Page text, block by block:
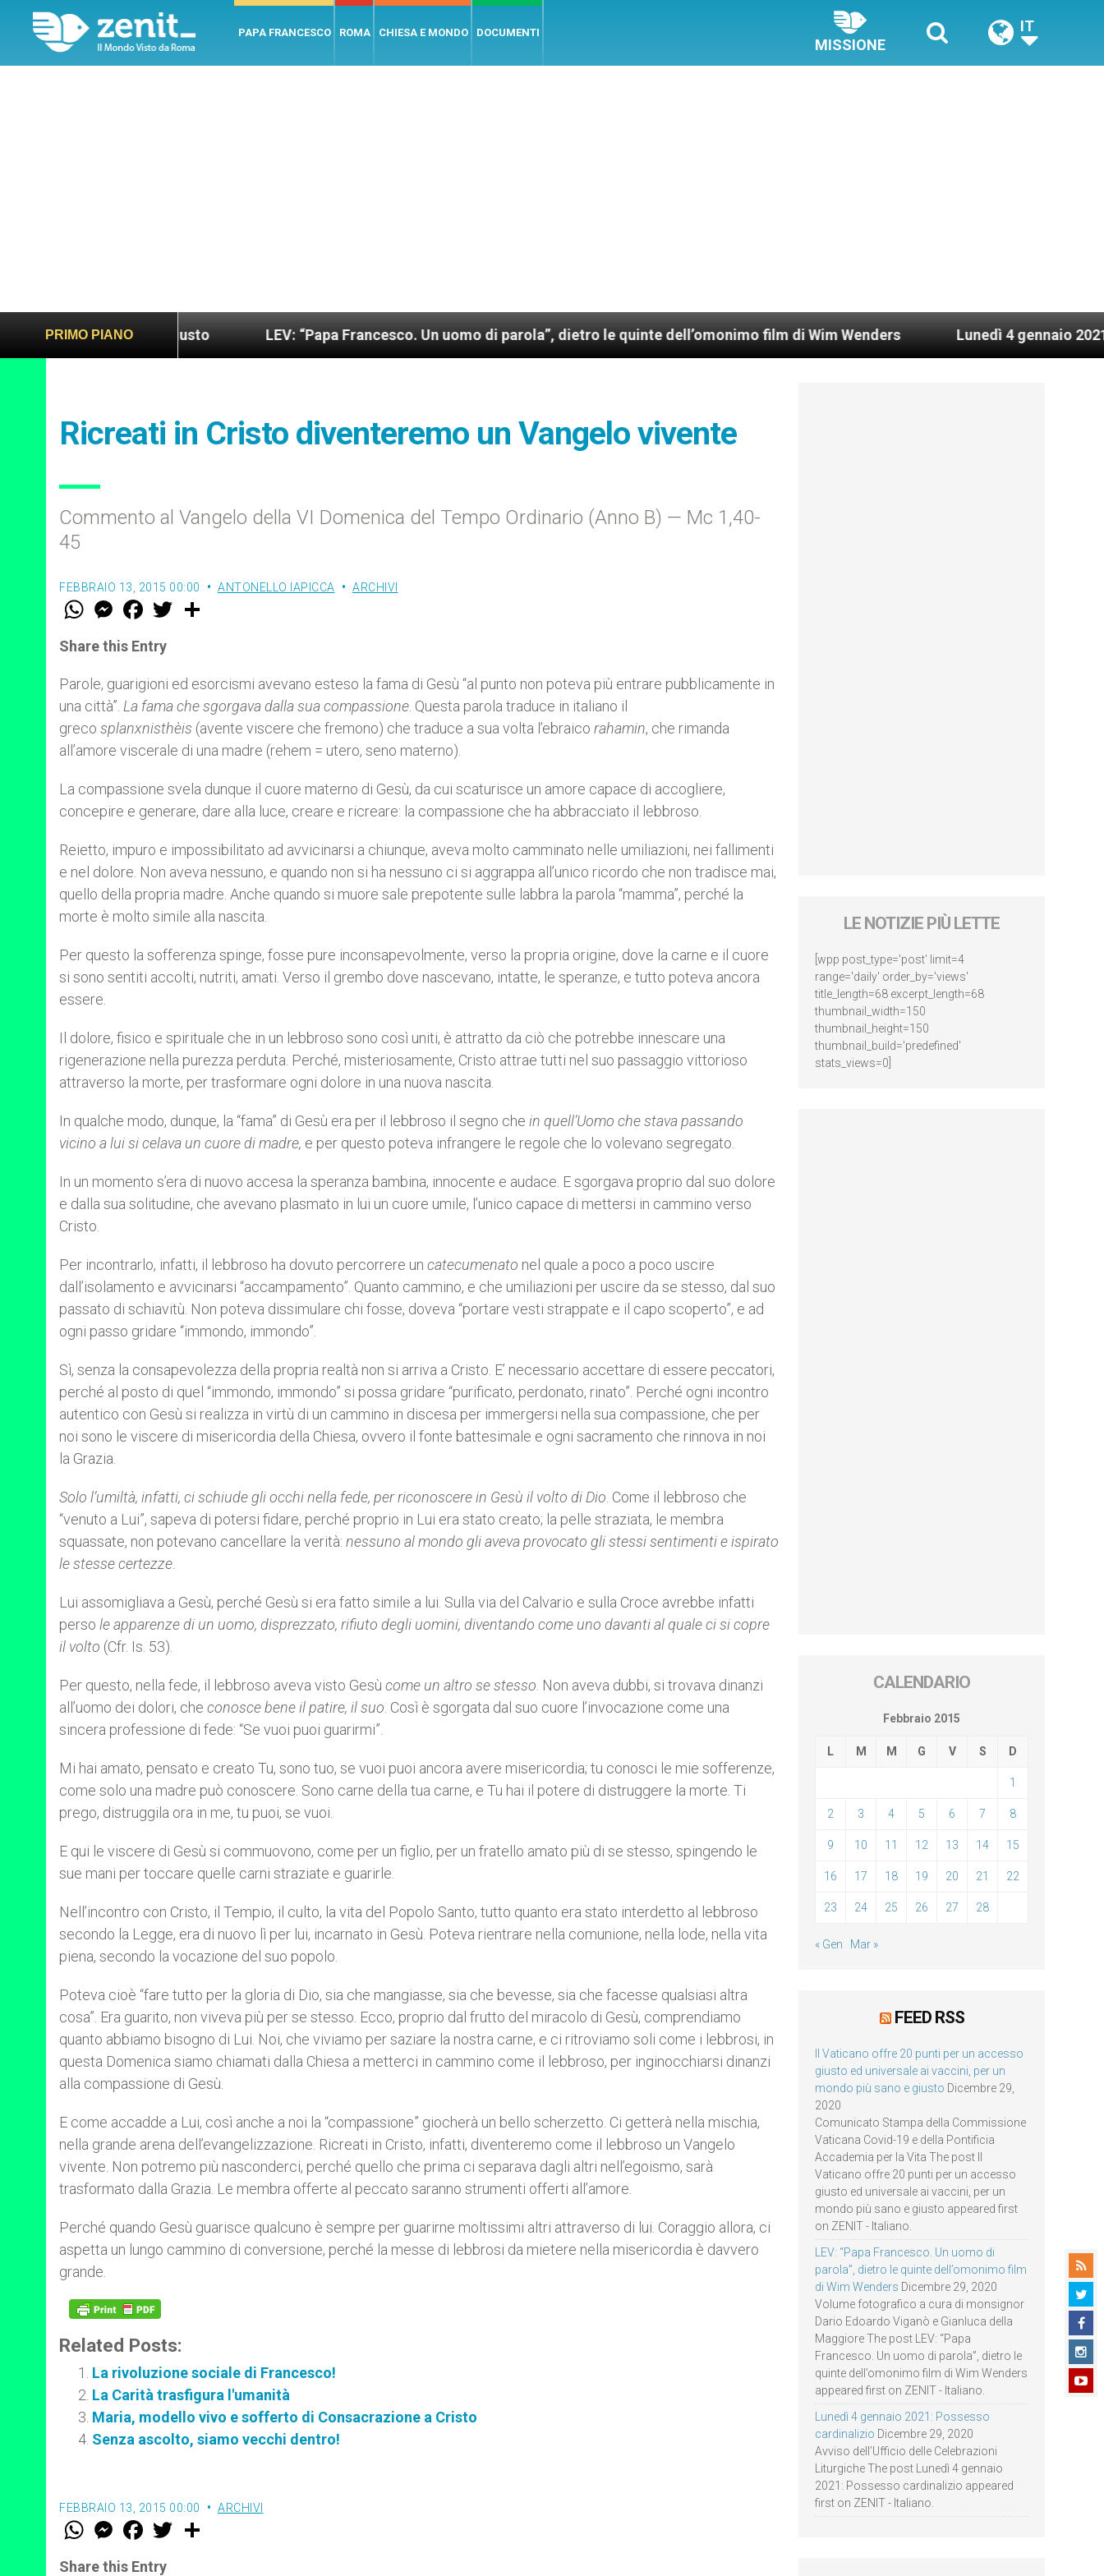
PAPA FRANCESCO ROMA CHIESA E MONDO DOCUMENTI
MISSIONE
IT
PRIMO PIANO
sano e giusto LEV: “Papa Francesco. Un uomo di parola”, dietro le quinte dell’omonimo film di Wim Wenders Lunedì 4 gennaio 2021: Possesso
Ricreati in Cristo diventeremo un Vangelo vivente
Commento al Vangelo della VI Domenica del Tempo Ordinario (Anno B) — Mc 1,40-
45
FEBBRAIO 13, 2015 00:00 ANTONELLO IAPICCA ARCHIVI
W
t
s
p
p
M
e
s
e
g
e
r
F
a
e
b
o
k
w
r
Share this Entry
Parole, guarigioni ed esorcismi avevano esteso la fama di Gesù “al punto non poteva più entrare pubblicamente in
una città”. La fama che sgorgava dalla sua compassione . Questa parola traduce in italiano il
greco splanxnisthèis (avente viscere che fremono) che traduce a sua volta l’ebraico rahamin, che rimanda
all’amore viscerale di una madre (rehem = utero, seno materno).
La compassione svela dunque il cuore materno di Gesù, da cui scaturisce un amore capace di accogliere,
concepire e generare, dare alla luce, creare e ricreare: la compassione che ha abbracciato il lebbroso.
Reietto, impuro e impossibilitato ad avvicinarsi a chiunque, aveva molto camminato nelle umiliazioni, nei fallimenti
e nel dolore. Non aveva nessuno, e quando non si ha nessuno ci si aggrappa all’unico ricordo che non tradisce mai,
quello della propria madre. Anche quando si muore sale prepotente sulle labbra la parola “mamma”, perché la
morte è molto simile alla nascita.
Per questo la sofferenza spinge, fosse pure inconsapevolmente, verso la propria origine, dove la carne e il cuore
si sono sentiti accolti, nutriti, amati. Verso il grembo dove nascevano, intatte, le speranze, e tutto poteva ancora
essere.
Il dolore, fisico e spirituale che in un lebbroso sono così uniti, è attratto da ciò che potrebbe innescare una
rigenerazione nella purezza perduta. Perché, misteriosamente, Cristo attrae tutti nel suo passaggio vittorioso
attraverso la morte, per trasformare ogni dolore in una nuova nascita.
In qualche modo, dunque, la “fama” di Gesù era per il lebbroso il segno che in quell’Uomo che stava passando
vicino a lui si celava un cuore di madre, e per questo poteva infrangere le regole che lo volevano segregato.
In un momento s’era di nuovo accesa la speranza bambina, innocente e audace. E sgorgava proprio dal suo dolore
e dalla sua solitudine, che avevano plasmato in lui un cuore umile, l’unico capace di mettersi in cammino verso
Cristo.
Per incontrarlo, infatti, il lebbroso ha dovuto percorrere un catecumenato nel quale a poco a poco uscire
dall’isolamento e avvicinarsi “accampamento”. Quanto cammino, e che umiliazioni per uscire da se stesso, dal suo
passato di schiavitù. Non poteva dissimulare chi fosse, doveva “portare vesti strappate e il capo scoperto”, e ad
ogni passo gridare “immondo, immondo”.
Sì, senza la consapevolezza della propria realtà non si arriva a Cristo. E’ necessario accettare di essere peccatori,
perché al posto di quel “immondo, immondo” si possa gridare “purificato, perdonato, rinato”. Perché ogni incontro
autentico con Gesù si realizza in virtù di un cammino in discesa per immergersi nella sua compassione, che per
noi sono le viscere di misericordia della Chiesa, ovvero il fonte battesimale e ogni sacramento che rinnova in noi
la Grazia.
Solo l’umiltà, infatti, ci schiude gli occhi nella fede, per riconoscere in Gesù il volto di Dio . Come il lebbroso che
“venuto a Lui”, sapeva di potersi fidare, perché proprio in Lui era stato creato; la pelle straziata, le membra
squassate, non potevano cancellare la verità: nessuno al mondo gli aveva provocato gli stessi sentimenti e ispirato
le stesse certezze
Lui assomigliava a Gesù, perché Gesù si era fatto simile a lui. Sulla via del Calvario e sulla Croce avrebbe infatti
perso le apparenze di un uomo, disprezzato, rifiuto degli uomini, diventando come uno davanti al quale ci si copre
il volto (Cfr. Is. 53).
Per questo, nella fede, il lebbroso aveva visto Gesù come un altro se stesso . Non aveva dubbi, si trovava dinanzi
all’uomo dei dolori, che conosce bene il patire, il suo . Così è sgorgata dal suo cuore l’invocazione come una
sincera professione di fede: “Se vuoi puoi guarirmi”.
Mi hai amato, pensato e creato Tu, sono tuo, se vuoi puoi ancora avere misericordia; tu conosci le mie sofferenze,
come solo una madre può conoscere. Sono carne della tua carne, e Tu hai il potere di distruggere la morte. Ti
prego, distruggila ora in me, tu puoi, se vuoi.
E qui le viscere di Gesù si commuovono, come per un figlio, per un fratello amato più di se stesso, spingendo le
sue mani per toccare quelle carni straziate e guarirle.
Nell’incontro con Cristo, il Tempio, il culto, la vita del Popolo Santo, tutto quanto era stato interdetto al lebbroso
secondo la Legge, era di nuovo lì per lui, incarnato in Gesù. Poteva rientrare nella comunione, nella lode, nella vita
piena, secondo la vocazione del suo popolo.
Poteva cioè “fare tutto per la gloria di Dio, sia che mangiasse, sia che bevesse, sia che facesse qualsiasi altra
cosa”. Era guarito, non viveva più per se stesso. Ecco, proprio dal frutto del miracolo di Gesù, comprendiamo
quanto abbiamo bisogno di Lui. Noi, che viviamo per saziare la nostra carne, e ci ritroviamo soli come i lebbrosi, in
questa Domenica siamo chiamati dalla Chiesa a metterci in cammino come il lebbroso, per inginocchiarsi dinanzi
alla compassione di Gesù.
E come accadde a Lui, così anche a noi la “compassione” giocherà un bello scherzetto. Ci getterà nella mischia,
nella grande arena dell’evangelizzazione. Ricreati in Cristo, infatti, diventeremo come il lebbroso un Vangelo
vivente. Non potremo più nasconderci, perché quello che prima ci separava dagli altri nell’egoismo, sarà
trasformato dalla Grazia. Le membra offerte al peccato saranno strumenti offerti all’amore.
Perché quando Gesù guarisce qualcuno è sempre per guarirne moltissimi altri attraverso di lui. Coraggio allora, ci
aspetta un lungo cammino di conversione, perché la messe di lebbrosi da mietere nella misericordia è davvero
grande.
Related Posts:
La rivoluzione sociale di Francesco!
La Carità trasfigura l'umanità
Maria, modello vivo e sofferto di Consacrazione a Cristo
Senza ascolto, siamo vecchi dentro!
FEBBRAIO 13, 2015 00:00 ARCHIVI
W
t
M
e
s
F
a
e
w
Share this Entry
LE NOTIZIE PIÙ LETTE
[wpp post_type='post' limit=4
range='daily' order_by='views'
title_length=68 excerpt_length=68
thumbnail_width=150
thumbnail_height=150
thumbnail_build='predefined'
stats_views=0]
CALENDARIO
Febbraio 2015
L M M G V S D
1
2 3 4 5 6 7 8
9 10 11 12 13 14 15
16 17 18 19 20 21 22
23 24 25 26 27 28
« Gen Mar »
FEED RSS
Il Vaticano offre 20 punti per un accesso
giusto ed universale ai vaccini, per un
mondo più sano e giusto Dicembre 29,
2020
Comunicato Stampa della Commissione
Vaticana Covid-19 e della Pontificia
Accademia per la Vita The post Il
Vaticano offre 20 punti per un accesso
giusto ed universale ai vaccini, per un
mondo più sano e giusto appeared first
on ZENIT - Italiano.
LEV: “Papa Francesco. Un uomo di
parola”, dietro le quinte dell’omonimo film
di Wim Wenders Dicembre 29, 2020
Volume fotografico a cura di monsignor
Dario Edoardo Viganò e Gianluca della
Maggiore The post LEV: “Papa
Francesco. Un uomo di parola”, dietro le
quinte dell’omonimo film di Wim Wenders
appeared first on ZENIT - Italiano.
Lunedì 4 gennaio 2021: Possesso
cardinalizio Dicembre 29, 2020
Avviso dell’Ufficio delle Celebrazioni
Liturgiche The post Lunedì 4 gennaio
2021: Possesso cardinalizio appeared
first on ZENIT - Italiano.